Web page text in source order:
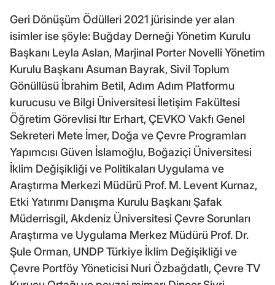
Geri Dönüşüm Ödülleri 2021 jürisinde yer alan
isimler ise şöyle: Buğday Derneği Yönetim Kurulu
Başkanı Leyla Aslan, Marjinal Porter Novelli Yönetim
Kurulu Başkanı Asuman Bayrak, Sivil Toplum
Gönüllüsü İbrahim Betil, Adım Adım Platformu
kurucusu ve Bilgi Üniversitesi İletişim Fakültesi
Öğretim Görevlisi Itır Erhart, ÇEVKO Vakfı Genel
Sekreteri Mete İmer, Doğa ve Çevre Programları
Yapımcısı Güven İslamoğlu, Boğaziçi Üniversitesi
İklim Değişikliği ve Politikaları Uygulama ve
Araştırma Merkezi Müdürü Prof. M. Levent Kurnaz,
Etki Yatırımı Danışma Kurulu Başkanı Şafak
Müderrisgil, Akdeniz Üniversitesi Çevre Sorunları
Araştırma ve Uygulama Merkez Müdürü Prof. Dr.
Şule Orman, UNDP Türkiye İklim Değişikliği ve
Çevre Portföy Yöneticisi Nuri Özbağdatlı, Çevre TV